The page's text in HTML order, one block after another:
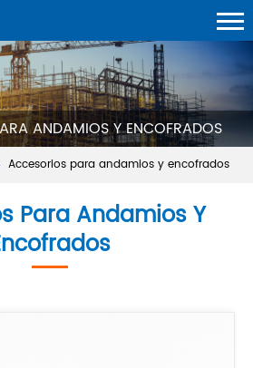
ANDAMIOS Y ENCOFRADOS
Accesorios para andamios y encofrados
Para Andamios Y